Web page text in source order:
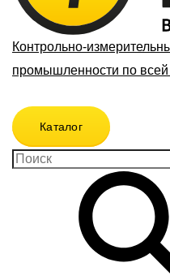
Контрольно-
промышленности по всей
Каталог